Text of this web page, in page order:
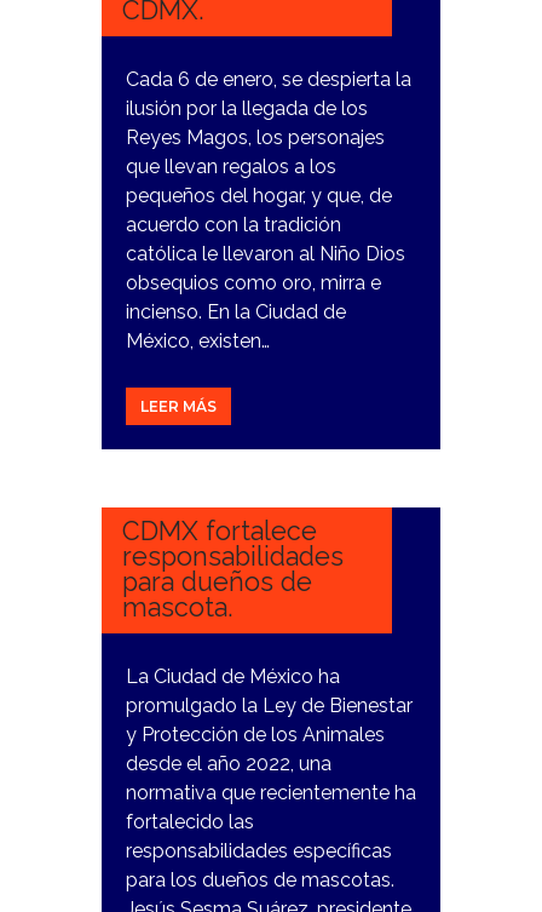
CDMX.
Cada 6 de enero, se despierta la
ilusión por la llegada de los
Reyes Magos, los personajes
que llevan regalos a los
pequeños del hogar, y que, de
acuerdo con la tradición
católica le llevaron al Niño Dios
obsequios como oro, mirra e
incienso. En la Ciudad de
México, existen…
LEER MÁS
2
CDMX fortalece
responsabilidades
para dueños de
mascota.
La Ciudad de México ha
promulgado la Ley de Bienestar
y Protección de los Animales
desde el año 2022, una
normativa que recientemente ha
fortalecido las
responsabilidades específicas
para los dueños de mascotas.